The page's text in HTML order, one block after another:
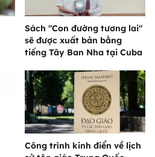
Sách "Con đường tương lai"
sẽ được xuất bản bằng
tiếng Tây Ban Nha tại Cuba
Công trình kinh điển về lịch